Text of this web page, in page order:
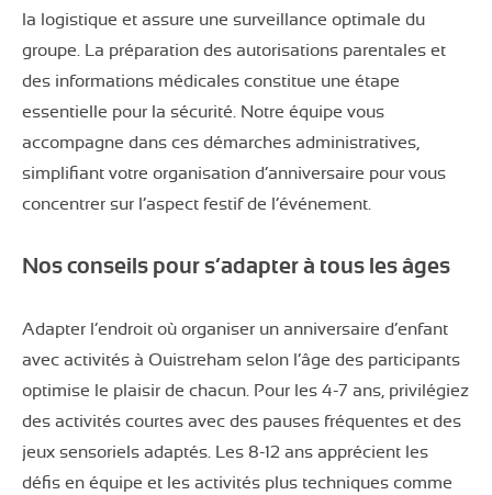
la logistique et assure une surveillance optimale du
groupe. La préparation des autorisations parentales et
des informations médicales constitue une étape
essentielle pour la sécurité. Notre équipe vous
accompagne dans ces démarches administratives,
simplifiant votre organisation d’anniversaire pour vous
concentrer sur l’aspect festif de l’événement.
Nos conseils pour s’adapter à tous les âges
Adapter l’endroit où organiser un anniversaire d’enfant
avec activités à Ouistreham selon l’âge des participants
optimise le plaisir de chacun. Pour les 4-7 ans, privilégiez
des activités courtes avec des pauses fréquentes et des
jeux sensoriels adaptés. Les 8-12 ans apprécient les
défis en équipe et les activités plus techniques comme